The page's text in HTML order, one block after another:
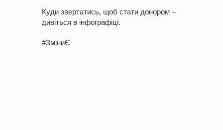
Куди звертатись, щоб стати донором –
дивіться в інфографіці.
#ЗміниЄ